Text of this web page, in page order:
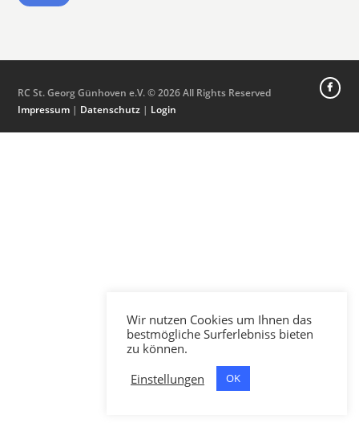
RC St. Georg Günhoven e.V. © 2026 All Rights Reserved
Impressum | Datenschutz | Login
Wir nutzen Cookies um Ihnen das
bestmögliche Surferlebniss bieten
zu können.
Einstellungen
OK